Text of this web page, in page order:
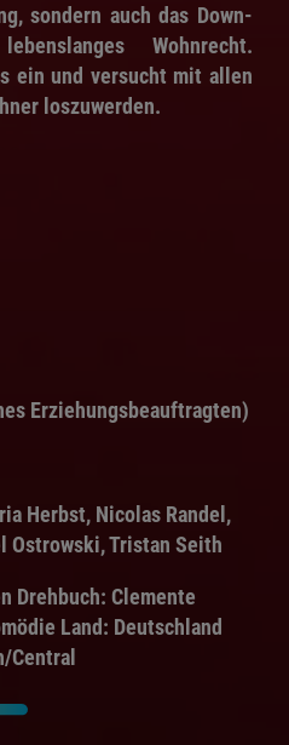
sondern auch das Down-
Wohnrecht.
ein und versucht mit allen
loszuwerden.
Erziehungsbeauftragten)
Herbst, Nicolas Randel,
Ostrowski, Tristan Seith
Drehbuch: Clemente
Land: Deutschland
Central